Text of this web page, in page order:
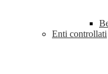
Enti controllati